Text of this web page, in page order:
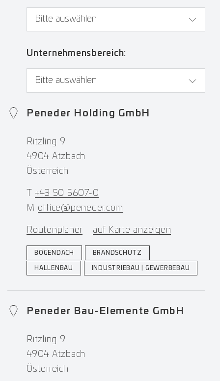
Unternehmensbereich:
Peneder Holding GmbH
Ritzling 9
4904 Atzbach
Österreich
+43 50 5607-0
M office@peneder.com
Routenplaner auf Karte anzeigen
BOGENDACH BRANDSCHUTZ
HALLENBAU INDUSTRIEBAU | GEWERBEBAU
Peneder Bau-Elemente GmbH
Ritzling 9
4904 Atzbach
Österreich